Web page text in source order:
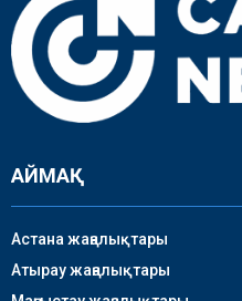
АЙМАҚ
Астана жаңалықтары
Атырау жаңалықтары